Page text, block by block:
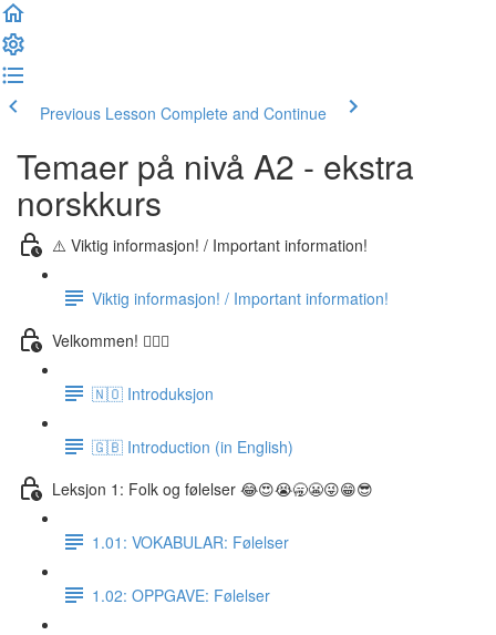
Previous Lesson Complete and Continue
Temaer på nivå A2 - ekstra
norskkurs
⚠️ Viktig informasjon! / Important information!
Viktig informasjon! / Important information!
Velkommen! 🙋🏼‍♂️
🇳🇴 Introduksjon
🇬🇧 Introduction (in English)
Leksjon 1: Folk og følelser 😂😍😭🥱😬😜😁😎
1.01: VOKABULAR: Følelser
1.02: OPPGAVE: Følelser